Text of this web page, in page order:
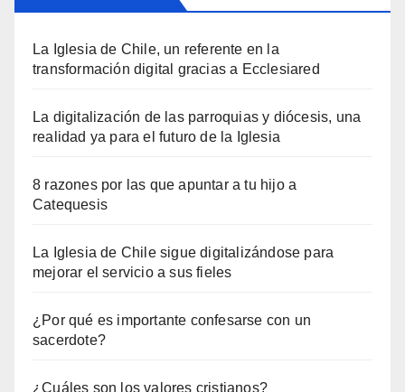
La Iglesia de Chile, un referente en la
transformación digital gracias a Ecclesiared
La digitalización de las parroquias y diócesis, una
realidad ya para el futuro de la Iglesia
8 razones por las que apuntar a tu hijo a
Catequesis
La Iglesia de Chile sigue digitalizándose para
mejorar el servicio a sus fieles
¿Por qué es importante confesarse con un
sacerdote?
¿Cuáles son los valores cristianos?